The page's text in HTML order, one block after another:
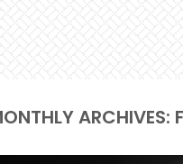
ARCHIVES: